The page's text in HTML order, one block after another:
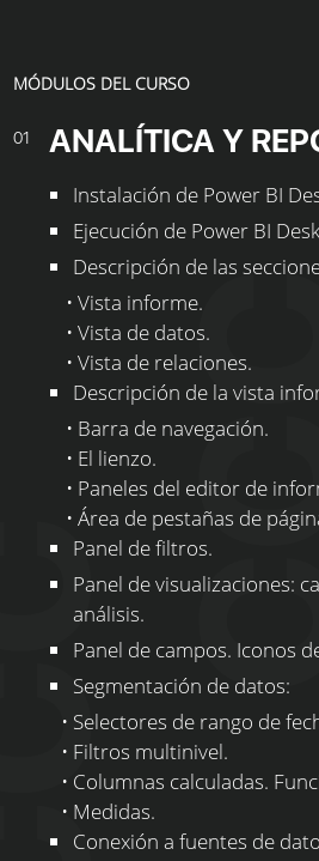
MÓDULOS DEL CURSO
01 ANALÍTICA Y
Instalación de Power BI
Ejecución de Power BI
Descripción de las
• Vista informe.
• Vista de datos.
• Vista de relaciones.
Descripción de la vista
• Barra de navegación.
• El lienzo.
• Paneles del editor de
• Área de pestañas de
Panel de filtros.
Panel de visualizaciones:
análisis.
Panel de campos. Iconos
Segmentación de datos:
• Selectores de rango de
• Filtros multinivel.
• Columnas calculadas.
• Medidas.
Conexión a fuentes de